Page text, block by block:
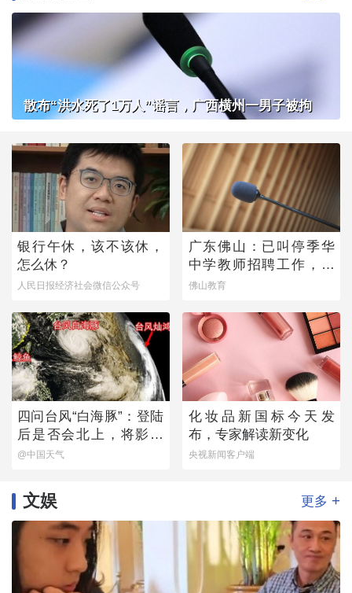
散布“洪水死了1万人”谣言，广西横州一男子被拘
银行午休，该不该休，
怎么休？
人民日报经济社会微信公众号
广东佛山：已叫停季华
中学教师招聘工作，开
展全面核查
佛山教育
四问台风“白海豚”：登陆
后是否会北上，将影响
哪些地方？
@中国天气
化妆品新国标今天发
布，专家解读新变化
央视新闻客户端
文娱 更多 +